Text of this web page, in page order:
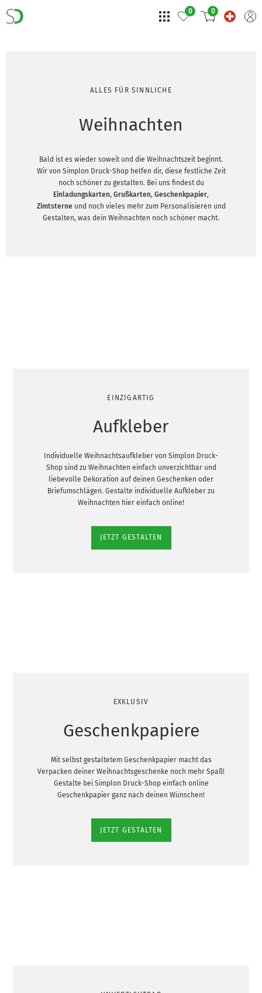
0 0
ALLES FÜR SINNLICHE
Weihnachten
Bald ist es wieder soweit und die Weihnachtszeit beginnt.
Wir von Simplon Druck-Shop helfen dir, diese festliche Zeit
noch schöner zu gestalten. Bei uns findest du
Einladungskarten, Grußkarten, Geschenkpapier,
Zimtsterne und noch vieles mehr zum Personalisieren und
Gestalten, was dein Weihnachten noch schöner macht.
EINZIGARTIG
Aufkleber
Individuelle Weihnachtsaufkleber von Simplon Druck-
Shop sind zu Weihnachten einfach unverzichtbar und
liebevolle Dekoration auf deinen Geschenken oder
Briefumschlägen. Gestalte individuelle Aufkleber zu
Weihnachten hier einfach online!
JETZT GESTALTEN
EXKLUSIV
Geschenkpapiere
Mit selbst gestaltetem Geschenkpapier macht das
Verpacken deiner Weihnachtsgeschenke noch mehr Spaß!
Gestalte bei Simplon Druck-Shop einfach online
Geschenkpapier ganz nach deinen Wünschen!
JETZT GESTALTEN